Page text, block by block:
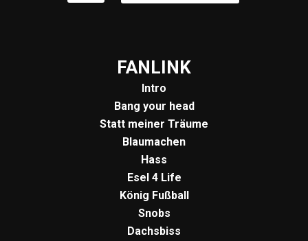
FANLINK
Intro
Bang your head
Statt meiner Träume
Blaumachen
Hass
Esel 4 Life
König Fußball
Snobs
Dachsbiss